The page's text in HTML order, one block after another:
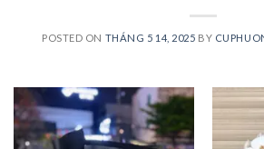
POSTED ON THÁNG 5 14, 2025 BY